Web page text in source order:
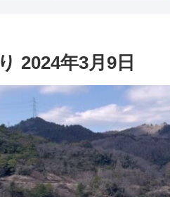
2024年3月9日